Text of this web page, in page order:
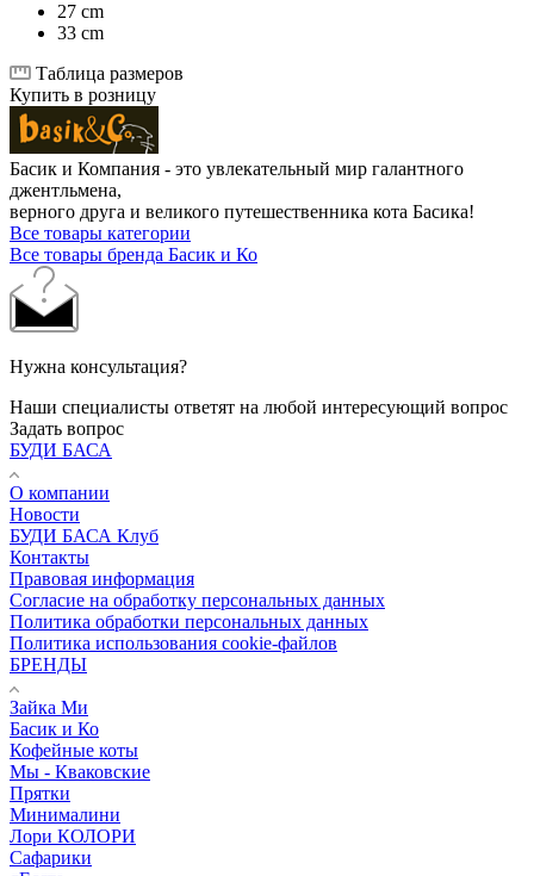
27 cm
33 cm
Таблица размеров
Купить в розницу
Басик и Компания - это увлекательный мир галантного
джентльмена,
верного друга и великого путешественника кота Басика!
Все товары категории
Все товары бренда Басик и Ко
Нужна консультация?
Наши специалисты ответят на любой интересующий вопрос
Задать вопрос
БУДИ БАСА
О компании
Новости
БУДИ БАСА Клуб
Контакты
Правовая информация
Согласие на обработку персональных данных
Политика обработки персональных данных
Политика использования cookie-файлов
БРЕНДЫ
Зайка Ми
Басик и Ко
Кофейные коты
Мы - Кваковские
Прятки
Минималини
Лори КОЛОРИ
Сафарики